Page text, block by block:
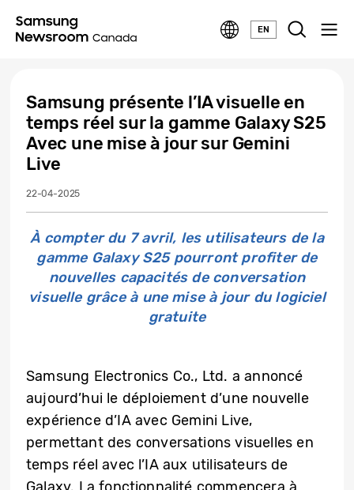
EN
Samsung présente l’IA visuelle en
temps réel sur la gamme Galaxy S25
Avec une mise à jour sur Gemini
Live
22-04-2025
À compter du 7 avril, les utilisateurs de la
gamme Galaxy S25 pourront profiter de
nouvelles capacités de conversation
visuelle grâce à une mise à jour du logiciel
gratuite
Samsung Electronics Co., Ltd. a annoncé
aujourd’hui le déploiement d’une nouvelle
expérience d’IA avec Gemini Live,
permettant des conversations visuelles en
temps réel avec l’IA aux utilisateurs de